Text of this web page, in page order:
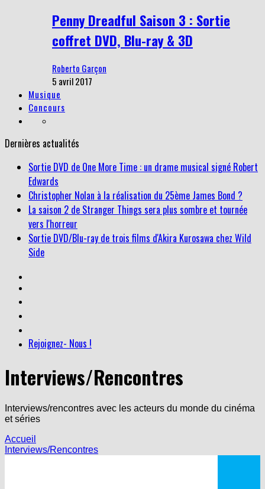
Penny Dreadful Saison 3 : Sortie
coffret DVD, Blu-ray & 3D
Roberto Garçon
5 avril 2017
Musique
Concours
Dernières actualités
Sortie DVD de One More Time : un drame musical signé Robert
Edwards
Christopher Nolan à la réalisation du 25ème James Bond ?
La saison 2 de Stranger Things sera plus sombre et tournée
vers l'horreur
Sortie DVD/Blu-ray de trois films d'Akira Kurosawa chez Wild
Side
Rejoignez- Nous !
Interviews/Rencontres
Interviews/rencontres avec les acteurs du monde du cinéma
et séries
Accueil
Interviews/Rencontres